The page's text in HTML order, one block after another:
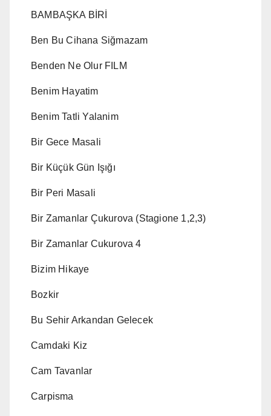
BAMBAŞKA BİRİ
Ben Bu Cihana Siğmazam
Benden Ne Olur FILM
Benim Hayatim
Benim Tatli Yalanim
Bir Gece Masali
Bir Küçük Gün Işığı
Bir Peri Masali
Bir Zamanlar Çukurova (Stagione 1,2,3)
Bir Zamanlar Cukurova 4
Bizim Hikaye
Bozkir
Bu Sehir Arkandan Gelecek
Camdaki Kiz
Cam Tavanlar
Carpisma